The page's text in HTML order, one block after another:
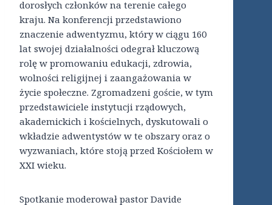
dorosłych członków na terenie całego
kraju. Na konferencji przedstawiono
znaczenie adwentyzmu, który w ciągu 160
lat swojej działalności odegrał kluczową
rolę w promowaniu edukacji, zdrowia,
wolności religijnej i zaangażowania w
życie społeczne. Zgromadzeni goście, w tym
przedstawiciele instytucji rządowych,
akademickich i kościelnych, dyskutowali o
wkładzie adwentystów w te obszary oraz o
wyzwaniach, które stoją przed Kościołem w
XXI wieku.
Spotkanie moderował pastor Davide